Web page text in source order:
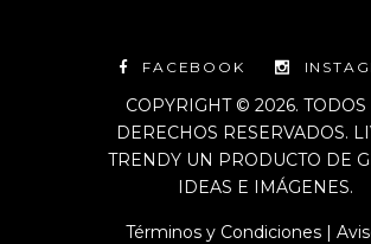
FACEBOOK
COPYRIGHT © 2026. TODOS
DERECHOS RESERVADOS.
TRENDY UN PRODUCTO DE
IDEAS E IMÁGENES.
Términos y Condiciones|